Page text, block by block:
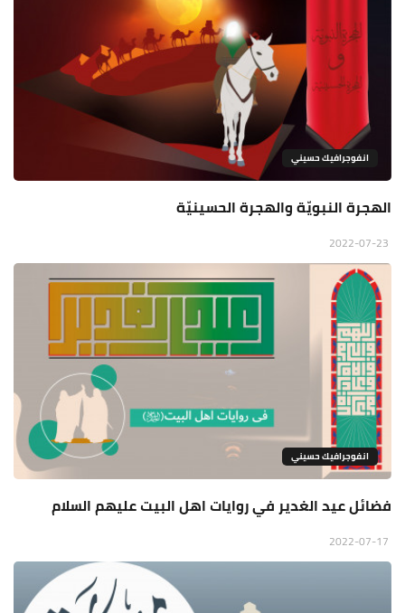
انفوجرافيك حسيني
الهجرة النبويّة والهجرة الحسينيّة
انفوجرافيك حسيني
فضائل عيد الغدير في روايات اهل البيت عليهم السلام